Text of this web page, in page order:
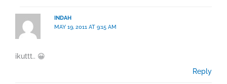
INDAH
MAY 19, 2011 AT 9:15 AM
ikuttt.. 😀
Reply